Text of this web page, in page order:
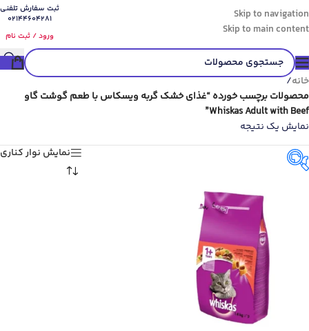
Skip to navigation
Skip to main content
ثبت سفارش تلفنی
02144604281
ورود / ثبت نام
خانه/
محصولات برچسب خورده “غذای خشک گربه ویسکاس با طعم گوشت گاو
Whiskas Adult with Beef”
نمایش یک نتیجه
گونه حیوان
نمایش نوار کناری